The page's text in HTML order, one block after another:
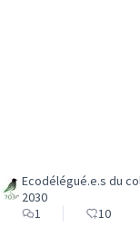
Ecodélégué.e.s du
2030
1
10